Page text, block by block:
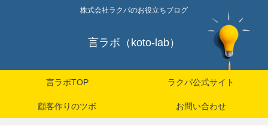
株式会社ラクパのお役立ちブログ
言ラボ（koto-lab）
言ラボTOP ラクパ公式サイト
顧客作りのツボ お問い合わせ